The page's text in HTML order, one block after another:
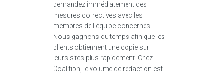
demandez immédiatement des
mesures correctives avec les
membres de l'équipe concernés.
Nous gagnons du temps afin que les
clients obtiennent une copie sur
leurs sites plus rapidement. Chez
Coalition, le volume de rédaction est